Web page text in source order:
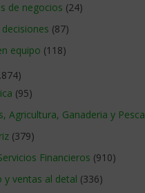
de negocios (24)
(87)
equipo (118)
(95)
Agricultura, Ganaderia y Pesca
(379)
Financieros (910)
y ventas al detal (336)